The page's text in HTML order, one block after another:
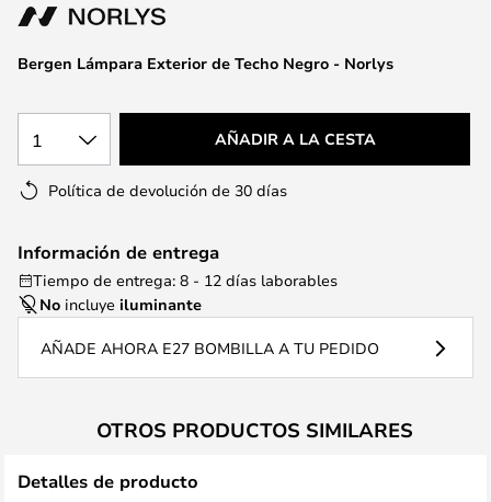
galería
deBergen Lámpara Exterior de Techo Negro - Norlys
1 AÑADIR A LA CESTA
Política de devolución de 30 días
Información de entrega
Tiempo de entrega: 8 - 12 días laborables
No incluye iluminante
AÑADE AHORA E27 BOMBILLA A TU PEDIDO
OTROS PRODUCTOS SIMILARES
Detalles de producto